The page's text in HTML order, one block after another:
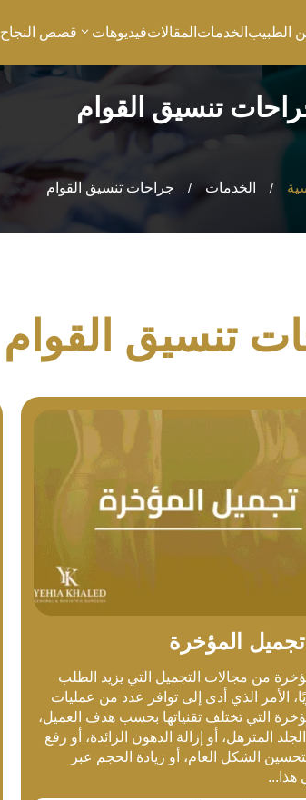
الطبيب الخدمات المقالاتفيديوهات قصص النجاح
تنسيق القوام
/ الخدمات / جراحات تنسيق القوام
تنسيق القوام
المؤخرة
من مجالات التجميل التي يزيد الطلب
الأمر الذي أدى إلى توافر عدد من عمليات
التي تختلف تقنياتها بحسب هدف العميل،
المترهل، أو إزالة الدهون الزائدة، أو رفع
الشكل العام، أو زيادة الحجم عبر
هذا...